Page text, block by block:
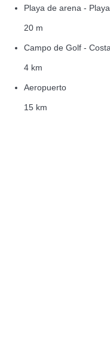
Playa de arena -
20 m
Campo de Golf -
4 km
Aeropuerto
15 km